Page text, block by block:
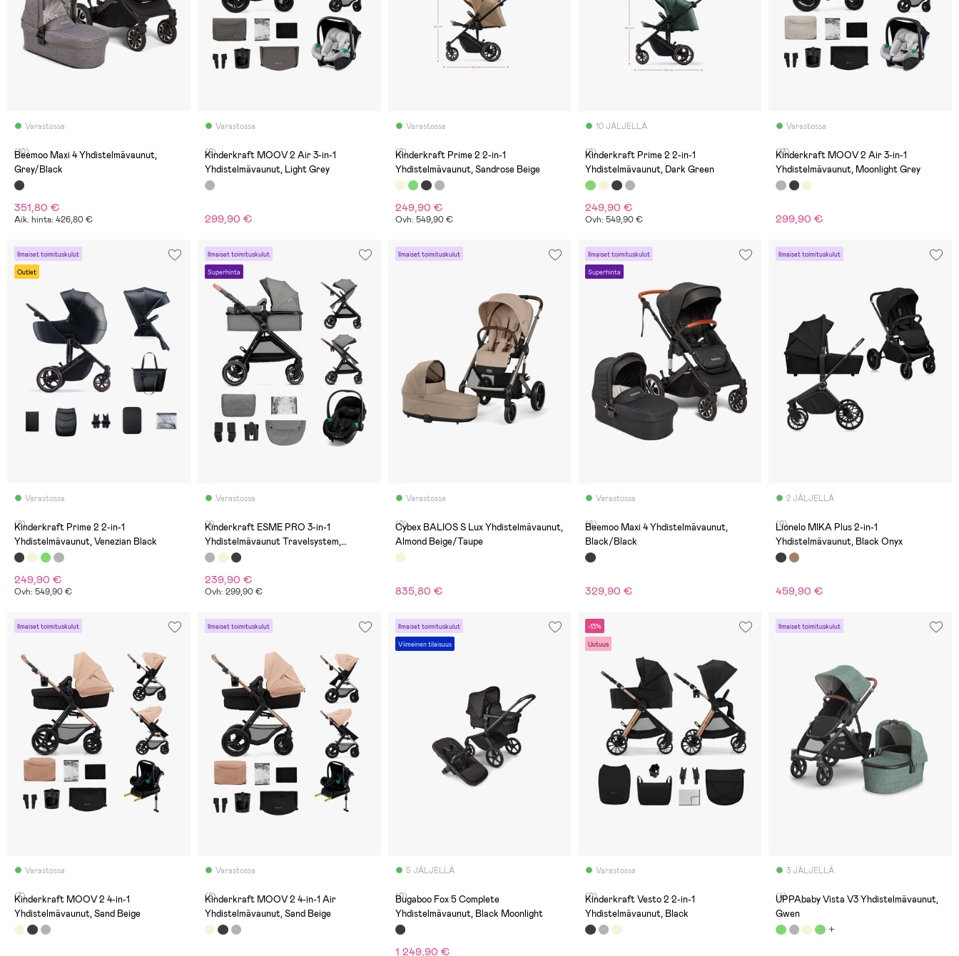
Varastossa
(10)
Beemoo Maxi 4 Yhdistelmävaunut,
Grey/Black
351,80 €
Aik. hinta: 426,80 €
Varastossa
(2)
Kinderkraft MOOV 2 Air 3-in-1
Yhdistelmävaunut, Light Grey
299,90 €
Varastossa
(8)
Kinderkraft Prime 2 2-in-1
Yhdistelmävaunut, Sandrose Beige
249,90 €
Ovh: 549,90 €
10 JÄLJELLÄ
(8)
Kinderkraft Prime 2 2-in-1
Yhdistelmävaunut, Dark Green
249,90 €
Ovh: 549,90 €
Varastossa
(13)
Kinderkraft MOOV 2 Air 3-in-1
Yhdistelmävaunut, Moonlight Grey
299,90 €
Ilmaiset toimituskulut
Outlet
Varastossa
(8)
Kinderkraft Prime 2 2-in-1
Yhdistelmävaunut, Venezian Black
249,90 €
Ovh: 549,90 €
Ilmaiset toimituskulut
Superhinta
Varastossa
(1)
Kinderkraft ESME PRO 3-in-1
Yhdistelmävaunut Travelsystem,
Moonlight Grey
239,90 €
Ovh: 299,90 €
Ilmaiset toimituskulut
Varastossa
(0)
Cybex BALIOS S Lux Yhdistelmävaunut,
Almond Beige/Taupe
835,80 €
Ilmaiset toimituskulut
Superhinta
Varastossa
(6)
Beemoo Maxi 4 Yhdistelmävaunut,
Black/Black
329,90 €
Ilmaiset toimituskulut
2 JÄLJELLÄ
(0)
Lionelo MIKA Plus 2-in-1
Yhdistelmävaunut, Black Onyx
459,90 €
Ilmaiset toimituskulut
Varastossa
(7)
Kinderkraft MOOV 2 4-in-1
Yhdistelmävaunut, Sand Beige
Ilmaiset toimituskulut
Varastossa
(8)
Kinderkraft MOOV 2 4-in-1 Air
Yhdistelmävaunut, Sand Beige
Ilmaiset toimituskulut
Viimeinen tilaisuus
5 JÄLJELLÄ
(0)
Bugaboo Fox 5 Complete
Yhdistelmävaunut, Black Moonlight
1 249,90 €
-13%
Uutuus
Varastossa
(0)
Kinderkraft Vesto 2 2-in-1
Yhdistelmävaunut, Black
Ilmaiset toimituskulut
3 JÄLJELLÄ
(4)
UPPAbaby Vista V3 Yhdistelmävaunut,
Gwen